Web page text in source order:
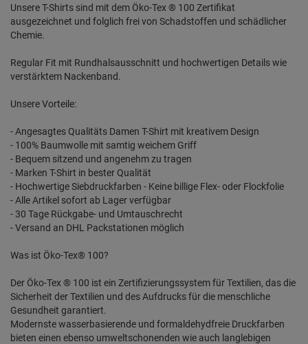
Unsere T-Shirts sind mit dem Öko-Tex ® 100 Zertifikat
ausgezeichnet und folglich frei von Schadstoffen und schädlicher
Chemie.
Regular Fit mit Rundhalsausschnitt und hochwertigen Details wie
verstärktem Nackenband.
Unsere Vorteile:
- Angesagtes Qualitäts Damen T-Shirt mit kreativem Design
- 100% Baumwolle mit samtig weichem Griff
- Bequem sitzend und angenehm zu tragen
- Marken T-Shirt in bester Qualität
- Hochwertige Siebdruckfarben - Keine billige Flex- oder Flockfolie
- Alle Artikel sofort ab Lager verfügbar
- 30 Tage Rückgabe- und Umtauschrecht
- Versand an DHL Packstationen möglich
Was ist Öko-Tex® 100?
Der Öko-Tex ® 100 ist ein Zertifizierungssystem für Textilien, das die
Sicherheit der Textilien und des Aufdrucks für die menschliche
Gesundheit garantiert.
Modernste wasserbasierende und formaldehydfreie Druckfarben
bieten einen ebenso umweltschonenden wie auch langlebigen